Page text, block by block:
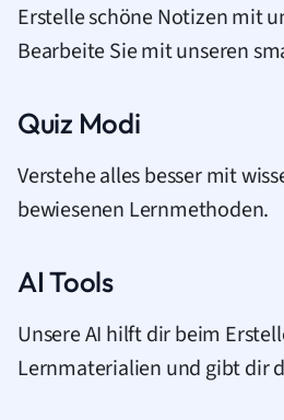
Erstelle schöne Notizen mit
Bearbeite Sie mit unseren
Quiz Modi
Verstehe alles besser mit
bewiesenen Lernmethoden.
AI Tools
Unsere AI hilft dir beim
Lernmaterialien und gibt dir